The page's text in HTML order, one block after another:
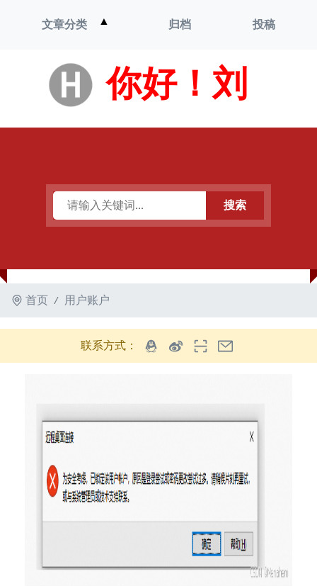
你好！刘
文章分类 ▲
单
归档 投稿
搜索
首页 用户账户
联系方式：